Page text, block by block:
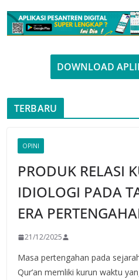
DOWNLOAD
TERBARU
OPINI
PRODUK RELASI
IDIOLOGI PADA
ERA
21/12/2025
Masa pertengahan pada
Qur’an memliki kurun waktu